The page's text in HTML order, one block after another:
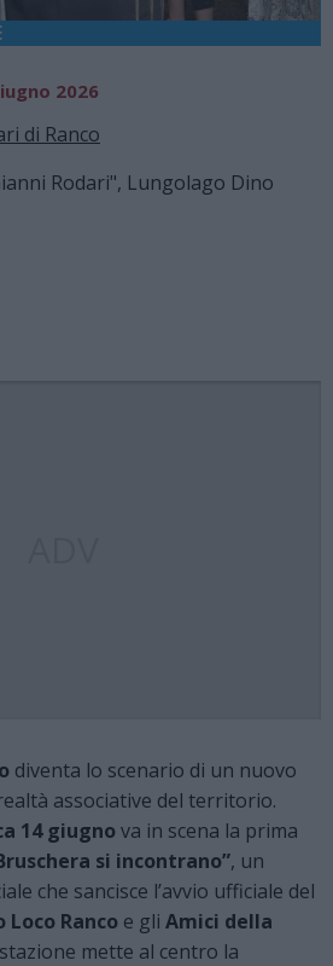
2026
di Ranco
Rodari", Lungolago Dino
diventa lo scenario di un nuovo
associative del territorio.
14 giugnova in scena la prima
si incontrano”, un
che sancisce l’avvio ufficiale del
Loco Ranco e gli Amici della
mette al centro la